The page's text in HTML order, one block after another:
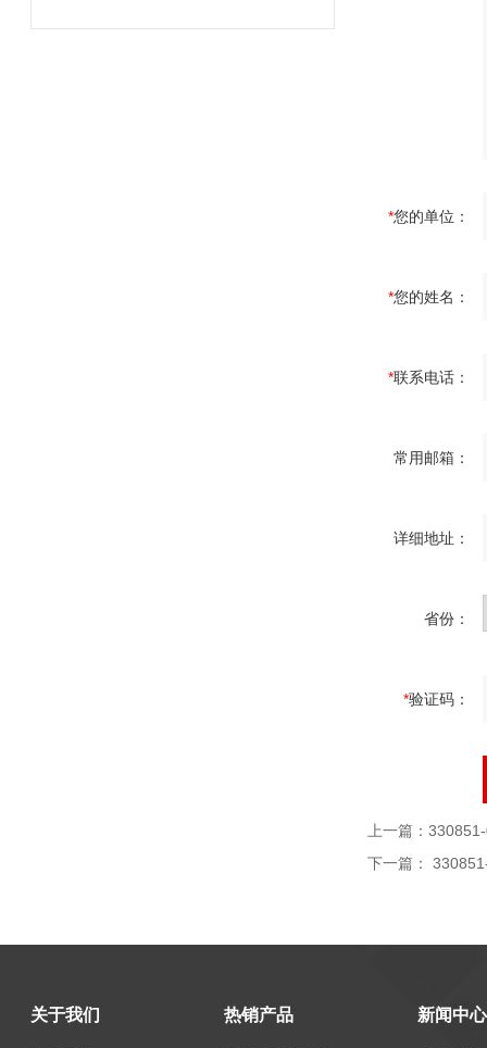
*您的单位：
*您的姓名：
*联系电话：
常用邮箱：
详细地址：
省份：
*验证码：
上一篇：
下一篇：
关于我们 热销产品 新闻中心